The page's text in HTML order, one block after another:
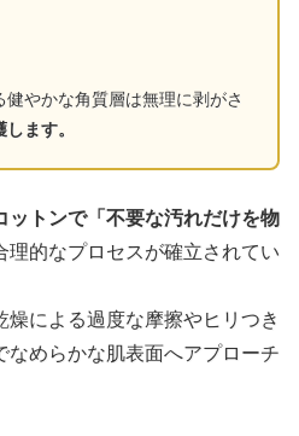
やかな角質層は無理に剥がさ
ます。
ットンで「不要な汚れだけを物
理的なプロセスが確立されてい
による過度な摩擦やヒリつき
なめらかな肌表面へアプローチ